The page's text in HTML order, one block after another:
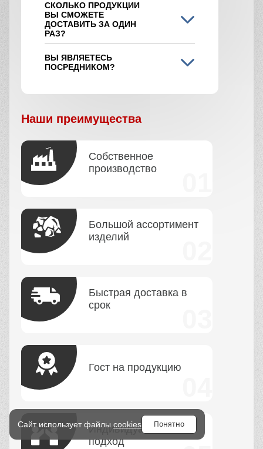
СКОЛЬКО ПРОДУКЦИИ
ВЫ СМОЖЕТЕ
ДОСТАВИТЬ ЗА ОДИН
РАЗ?
ВЫ ЯВЛЯЕТЕСЬ
ПОСРЕДНИКОМ?
Наши преимущества
Собственное
производство
Большой ассортимент
изделий
Быстрая доставка в
срок
Гост на продукцию
Индивидуальный
подход
Сайт использует файлы cookies Понятно